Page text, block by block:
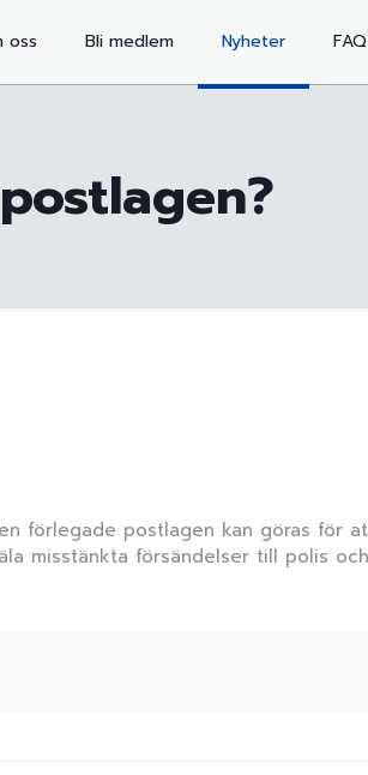
oss Bli medlem Nyheter FAQ
förlegade postlagen kan göras för
misstänkta försändelser till polis